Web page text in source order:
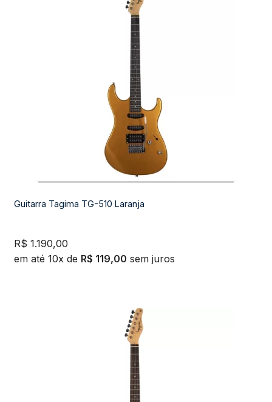
Guitarra Tagima TG-510 Laranja
R$ 1.190,00
em até 10x de R$ 119,00 sem juros